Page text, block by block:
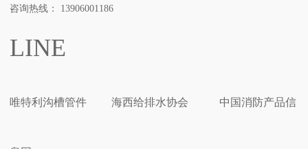
咨询热线： 13906001186
LINE
唯特利沟槽管件 海西给排水协会 中国消防产品信